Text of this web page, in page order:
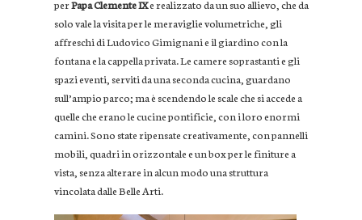
perPapa Clemente IXe realizzato da un suo allievo, che da
solo vale la visita per le meraviglie volumetriche, gli
affreschi di Ludovico Gimignani e il giardino con la
fontana e la cappella privata. Le camere soprastanti e gli
spazi eventi, serviti da una seconda cucina, guardano
sull’ampio parco; ma è scendendo le scale che si accede a
quelle che erano le cucine pontificie, con i loro enormi
camini. Sono state ripensate creativamente, con pannelli
mobili, quadri in orizzontale e un box per le finiture a
vista, senza alterare in alcun modo una struttura
vincolata dalle Belle Arti.